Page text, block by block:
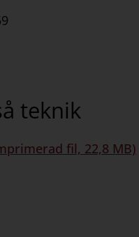
teknik
fil, 22,8 MB)